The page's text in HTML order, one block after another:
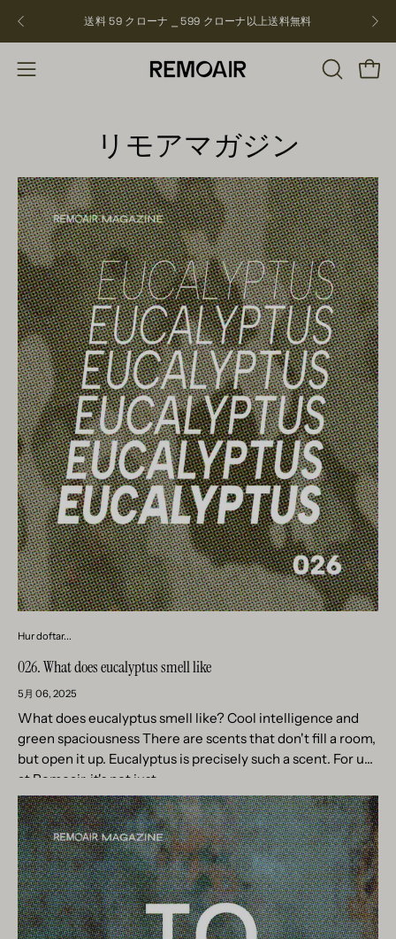
送料 59 クローナ ⎯ 599 クローナ以上送料無料
ナ
ョ
ン
を
開
く
検
開
く
ショ
リモアマガジン
Hur doftar...
026. What does eucalyptus smell like
5月 06, 2025
What does eucalyptus smell like? Cool intelligence and
green spaciousness There are scents that don't fill a room,
but open it up. Eucalyptus is precisely such a scent. For us
at Remoair, it's not just...